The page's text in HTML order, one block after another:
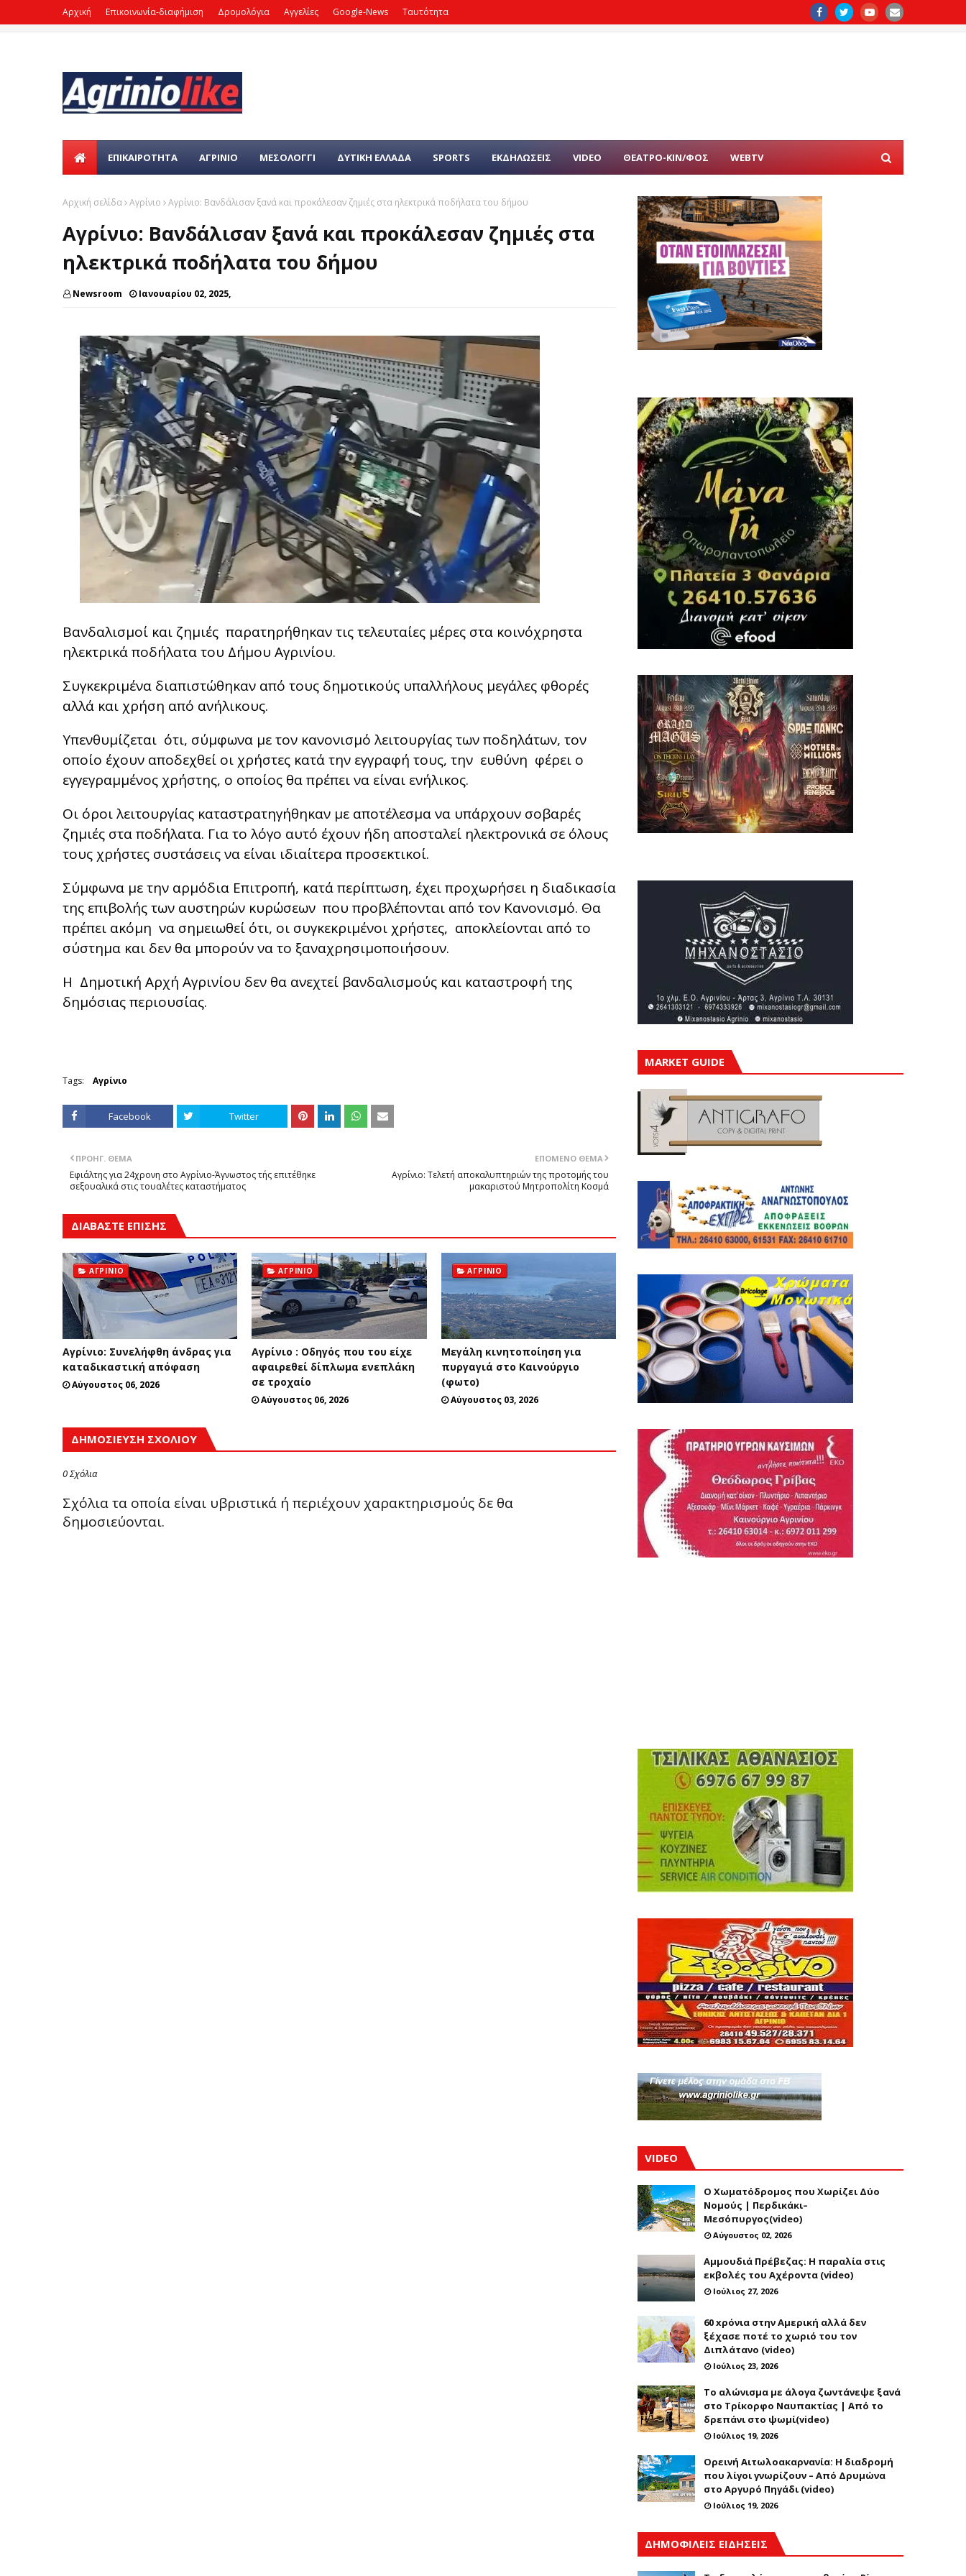
Αρχική Επικοινωνία-διαφήμιση Δρομολόγια Αγγελίες Google-News Ταυτότητα
ΕΠΙΚΑΙΡΌΤΗΤΑ ΑΓΡΙΝΙΟ ΜΕΣΟΛΟΓΓΙ ΔΥΤΙΚΗ ΕΛΛΑΔΑ SPORTS ΕΚΔΗΛΩΣΕΙΣ VIDEO ΘΕΑΤΡΟ-ΚΙΝ/ΦΟΣ WEBTV
Αρχική σελίδα Αγρίνιο Αγρίνιο: Βανδάλισαν ξανά και προκάλεσαν ζημιές στα ηλεκτρικά ποδήλατα του δήμου
Αγρίνιο: Βανδάλισαν ξανά και προκάλεσαν ζημιές στα
ηλεκτρικά ποδήλατα του δήμου
Newsroom Ιανουαρίου 02, 2025,
Βανδαλισμοί και ζημιές παρατηρήθηκαν τις τελευταίες μέρες στα κοινόχρηστα
ηλεκτρικά ποδήλατα του Δήμου Αγρινίου.
Συγκεκριμένα διαπιστώθηκαν από τους δημοτικούς υπαλλήλους μεγάλες φθορές
αλλά και χρήση από ανήλικους.
Υπενθυμίζεται ότι, σύμφωνα με τον κανονισμό λειτουργίας των ποδηλάτων, τον
οποίο έχουν αποδεχθεί οι χρήστες κατά την εγγραφή τους, την ευθύνη φέρει ο
εγγεγραμμένος χρήστης, ο οποίος θα πρέπει να είναι ενήλικος.
Οι όροι λειτουργίας καταστρατηγήθηκαν με αποτέλεσμα να υπάρχουν σοβαρές
ζημιές στα ποδήλατα. Για το λόγο αυτό έχουν ήδη αποσταλεί ηλεκτρονικά σε όλους
τους χρήστες συστάσεις να είναι ιδιαίτερα προσεκτικοί.
Σύμφωνα με την αρμόδια Επιτροπή, κατά περίπτωση, έχει προχωρήσει η διαδικασία
της επιβολής των αυστηρών κυρώσεων που προβλέπονται από τον Κανονισμό. Θα
πρέπει ακόμη να σημειωθεί ότι, οι συγκεκριμένοι χρήστες, αποκλείονται από το
σύστημα και δεν θα μπορούν να το ξαναχρησιμοποιήσουν.
Η Δημοτική Αρχή Αγρινίου δεν θα ανεχτεί βανδαλισμούς και καταστροφή της
δημόσιας περιουσίας.
Tags: Αγρίνιο
Facebook Twitter
ΕΠΌΜΕΝΟ ΘΈΜΑ
Αγρίνιο: Τελετή αποκαλυπτηριών της προτομής του
μακαριστού Μητροπολίτη Κοσμά
ΠΡΟΗΓ. ΘΈΜΑ
Εφιάλτης για 24χρονη στο Αγρίνιο-Άγνωστος τής επιτέθηκε
σεξουαλικά στις τουαλέτες καταστήματος
ΔΙΑΒΑΣΤΕ ΕΠΙΣΗΣ
ΑΓΡΊΝΙΟ
Αγρίνιο: Συνελήφθη άνδρας για
καταδικαστική απόφαση
Αύγουστος 06, 2026
ΑΓΡΊΝΙΟ
Αγρίνιο : Οδηγός που του είχε
αφαιρεθεί δίπλωμα ενεπλάκη
σε τροχαίο
Αύγουστος 06, 2026
ΑΓΡΊΝΙΟ
Μεγάλη κινητοποίηση για
πυργαγιά στο Καινούργιο
(φωτο)
Αύγουστος 03, 2026
ΔΗΜΟΣΊΕΥΣΗ ΣΧΟΛΊΟΥ
0 Σχόλια
Σχόλια τα οποία είναι υβριστικά ή περιέχουν χαρακτηρισμούς δε θα
δημοσιεύονται.
MARKET GUIDE
VIDEO
Ο Χωματόδρομος που Χωρίζει Δύο
Νομούς | Περδικάκι–
Μεσόπυργος(video)
Αύγουστος 02, 2026
Αμμουδιά Πρέβεζας: Η παραλία στις
εκβολές του Αχέροντα (video)
Ιούλιος 27, 2026
60 xρόνια στην Αμερική αλλά δεν
ξέχασε ποτέ το χωριό του τον
Διπλάτανο (video)
Ιούλιος 23, 2026
Το αλώνισμα με άλογα ζωντάνεψε ξανά
στο Τρίκορφο Ναυπακτίας | Από το
δρεπάνι στο ψωμί(video)
Ιούλιος 19, 2026
Ορεινή Αιτωλοακαρνανία: Η διαδρομή
που λίγοι γνωρίζουν – Από Δρυμώνα
στο Αργυρό Πηγάδι (video)
Ιούλιος 19, 2026
ΔΗΜΟΦΙΛΕΙΣ ΕΙΔΗΣΕΙΣ